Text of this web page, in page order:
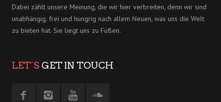
Dabei zählt unsere Meinung, die wir hier verbreiten, denn wir sind
unabhängig, frei und hungrig nach allem Neuen, was uns die Welt
zu bieten hat. Sie liegt uns zu Füßen.
LET´S GET IN TOUCH